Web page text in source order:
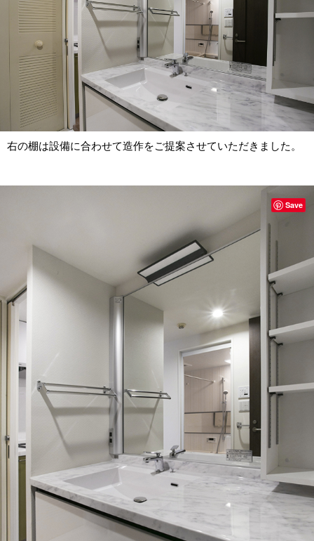
右の棚は設備に合わせて造作をご提案させていただきました。
Save